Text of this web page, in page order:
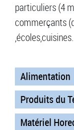
particuliers (4
commerçants
Alimentation
Produits du
Matériel